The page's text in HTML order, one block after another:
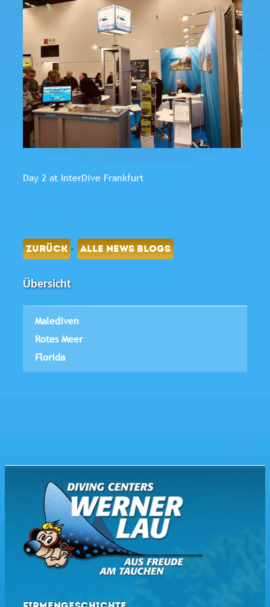
Day 2 at InterDive Frankfurt
ZURÜCK - ALLE NEWS BLOGS
Übersicht
Malediven
Rotes Meer
Florida